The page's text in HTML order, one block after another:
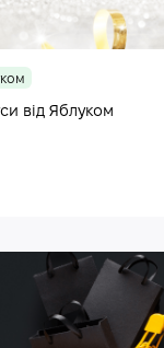
від Яблуком